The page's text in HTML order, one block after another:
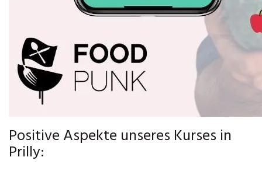
Positive Aspekte unseres Kurses in
Prilly: